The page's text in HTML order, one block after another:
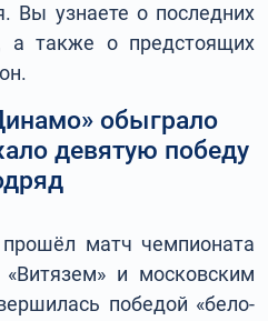
Вы узнаете о последних
а также о предстоящих
обыграло
девятую победу
матч чемпионата
и московским
победой «бело-